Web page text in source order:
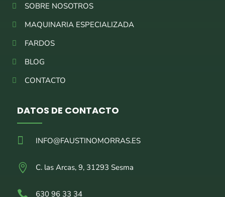
SOBRE NOSOTROS
MAQUINARIA ESPECIALIZADA
FARDOS
BLOG
CONTACTO
DATOS DE CONTACTO
 INFO@FAUSTINOMORRAS.ES
 C. las Arcas, 9, 31293 Sesma
 630 96 33 34